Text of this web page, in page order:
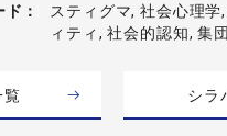
ド
スティグマ, 社会心理
ィティ, 社会的認知, 集
覧 シラ